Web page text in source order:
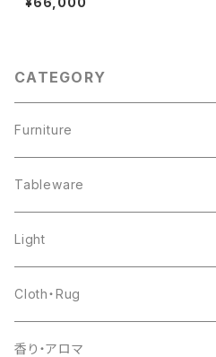
CATEGORY
Furniture
chair
shelf
table
other
Tableware
pottery
glass
flower base
Light
Cloth・Rug
香り・アロマ